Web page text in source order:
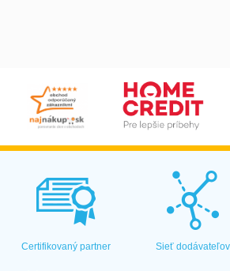
Certifikovaný partner Sieť dodávateľov